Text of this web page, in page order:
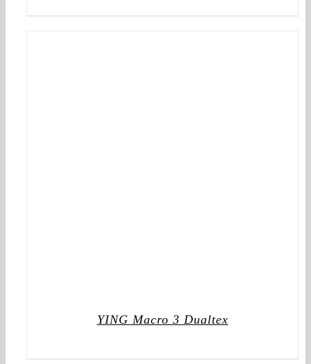
YING Macro 3 Dualtex